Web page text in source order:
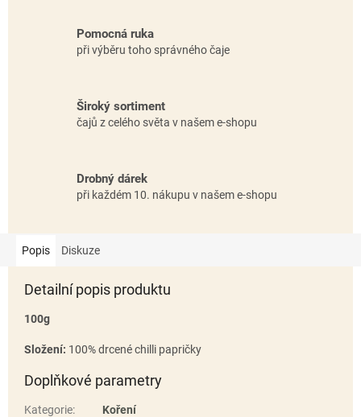
Pomocná ruka
při výběru toho správného čaje
Široký sortiment
čajů z celého světa v našem e-shopu
Drobný dárek
při každém 10. nákupu v našem e-shopu
Popis Diskuze
Detailní popis produktu
100g
Složení: 100% drcené chilli papričky
Doplňkové parametry
Kategorie:
Koření